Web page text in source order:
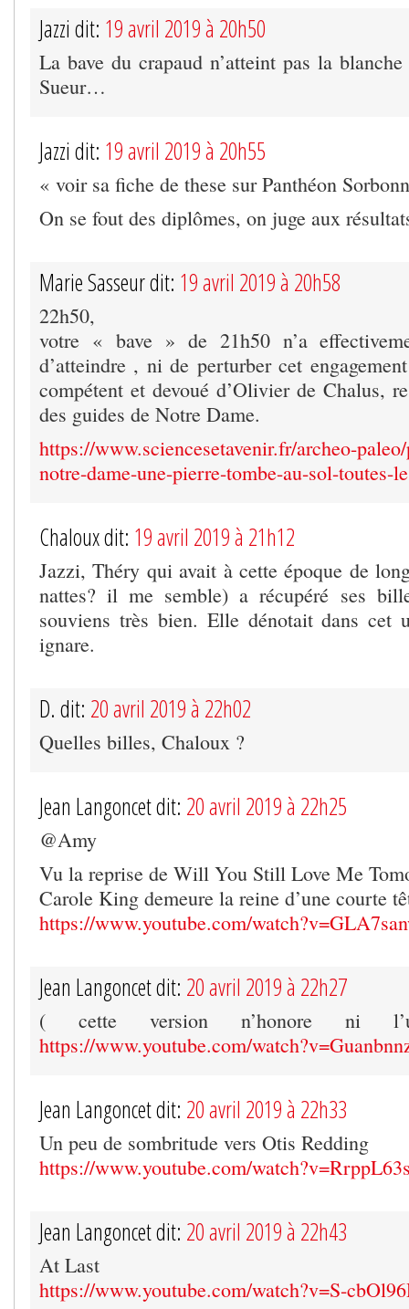
Jazzi dit: 19 avril 2019 à 20h50
La bave du crapaud n’atteint pas la
Sueur…
Jazzi dit: 19 avril 2019 à 20h55
« voir sa fiche de these sur Panthéon
On se fout des diplômes, on juge aux
Marie Sasseur dit: 19 avril 2019 à 20h58
22h50,
votre « bave » de 21h50 n’a
d’atteindre , ni de perturber cet
compétent et devoué d’Olivier de Chalus,
des guides de Notre Dame.
https://www.sciencesetavenir.fr/archeo-
notre-dame-une-pierre-tombe-au-sol-toutes-
Chaloux dit: 19 avril 2019 à 21h12
Jazzi, Théry qui avait à cette époque de
nattes? il me semble) a récupéré ses
souviens très bien. Elle dénotait dans cet
ignare.
D. dit: 20 avril 2019 à 22h02
Quelles billes, Chaloux ?
Jean Langoncet dit: 20 avril 2019 à 22h25
@Amy
Vu la reprise de Will You Still Love Me
Carole King demeure la reine d’une courte
https://www.youtube.com/
Jean Langoncet dit: 20 avril 2019 à 22h27
( cette version n’honore ni
https://www.youtube.com/
Jean Langoncet dit: 20 avril 2019 à 22h33
Un peu de sombritude vers Otis Redding
https://www.youtube.com/
Jean Langoncet dit: 20 avril 2019 à 22h43
At Last
https://www.youtube.com/watch?v=S-